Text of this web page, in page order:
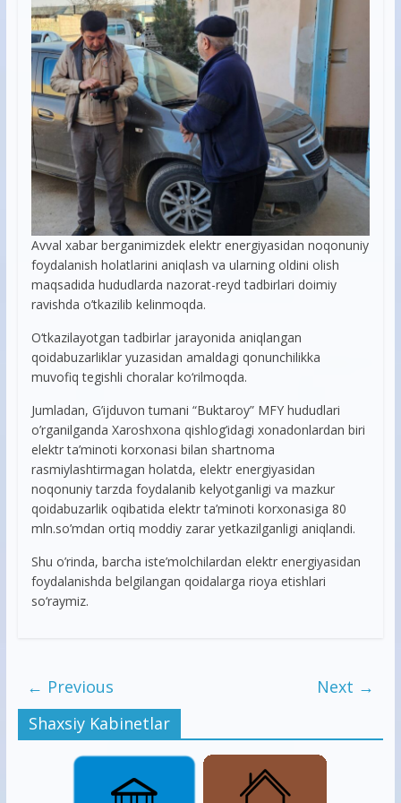
Avval xabar berganimizdek elektr energiyasidan noqonuniy
foydalanish holatlarini aniqlash va ularning oldini olish
maqsadida hududlarda nazorat-reyd tadbirlari doimiy
ravishda o’tkazilib kelinmoqda.
O‘tkazilayotgan tadbirlar jarayonida aniqlangan
qoidabuzarliklar yuzasidan amaldagi qonunchilikka
muvofiq tegishli choralar ko‘rilmoqda.
Jumladan, G’ijduvon tumani “Buktaroy” MFY hududlari
o’rganilganda Xaroshxona qishlog’idagi xonadonlardan biri
elektr ta’minoti korxonasi bilan shartnoma
rasmiylashtirmagan holatda, elektr energiyasidan
noqonuniy tarzda foydalanib kelyotganligi va mazkur
qoidabuzarlik oqibatida elektr ta’minoti korxonasiga 80
mln.so’mdan ortiq moddiy zarar yetkazilganligi aniqlandi.
Shu o’rinda, barcha iste’molchilardan elektr energiyasidan
foydalanishda belgilangan qoidalarga rioya etishlari
so‘raymiz.
← Previous
Next →
Shaxsiy Kabinetlar